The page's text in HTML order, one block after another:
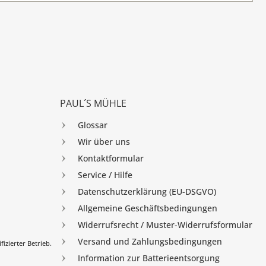
Betrieb.
PAUL´S MÜHLE
Glossar
Wir über uns
Kontaktformular
Service / Hilfe
Datenschutzerklärung (EU-DSGVO)
Allgemeine Geschäftsbedingungen
Widerrufsrecht / Muster-Widerrufsformular
Versand und Zahlungsbedingungen
Information zur Batterieentsorgung